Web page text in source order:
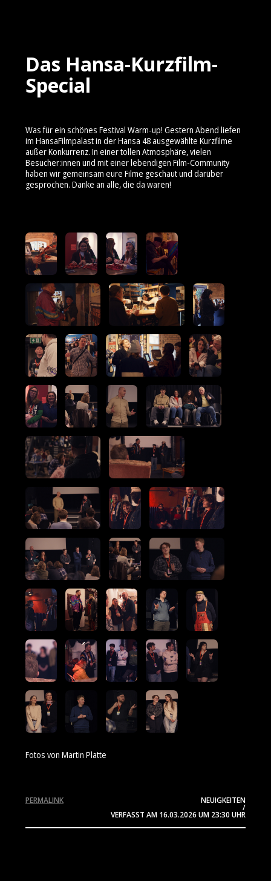
Das Hansa-Kurzfilm-
Special
Was für ein schönes Festival Warm-up! Gestern Abend liefen
im HansaFilmpalast in der Hansa 48 ausgewählte Kurzfilme
außer Konkurrenz. In einer tollen Atmosphäre, vielen
Besucher:innen und mit einer lebendigen Film-Community
haben wir gemeinsam eure Filme geschaut und darüber
gesprochen. Danke an alle, die da waren!
Fotos von Martin Platte
NEUIGKEITEN
/
VERFASST AM 16.03.2026 UM 23:30 UHR
PERMALINK